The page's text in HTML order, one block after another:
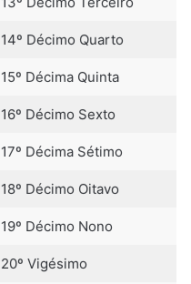
14º Décimo Quarto
15º Décima Quinta
16º Décimo Sexto
17º Décima Sétimo
18º Décimo Oitavo
19º Décimo Nono
20º Vigésimo